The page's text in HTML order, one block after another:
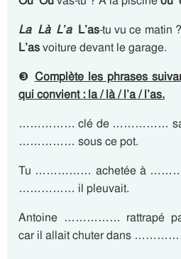
LaLà L’a L’as-tu vu ce matin
L’asvoiture devant le garage.
❸ Complète les phrases
qui convient : la / là / l’a / l’as.
…………… clé de …………… salle
…………… sous ce pot.
Tu …………… achetée à
…………… il pleuvait.
Antoine …………… rattrapé
car il allait chuter dans